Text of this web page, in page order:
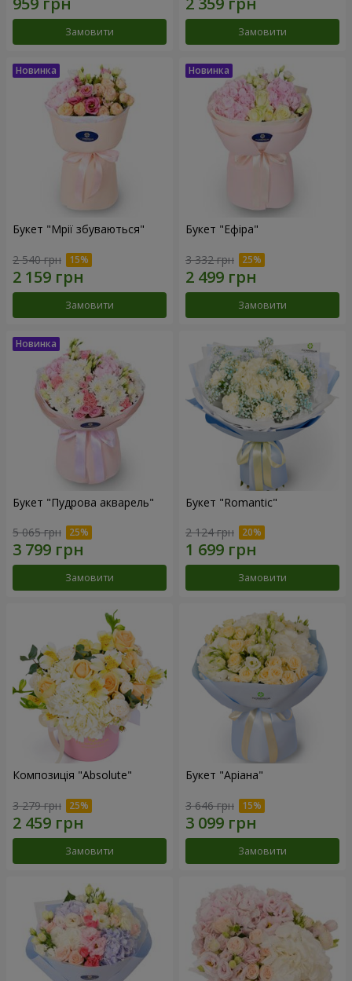
Замовити Замовити
Букет "Мрії збуваються"
2 540 грн
Замовити
Букет "Ефіра"
3 332 грн
Замовити
Букет "Пудрова акварель"
5 065 грн
Замовити
Букет "Romantic"
2 124 грн
Замовити
Композиція "Absolute"
3 279 грн
Замовити
Букет "Аріана"
3 646 грн
Замовити